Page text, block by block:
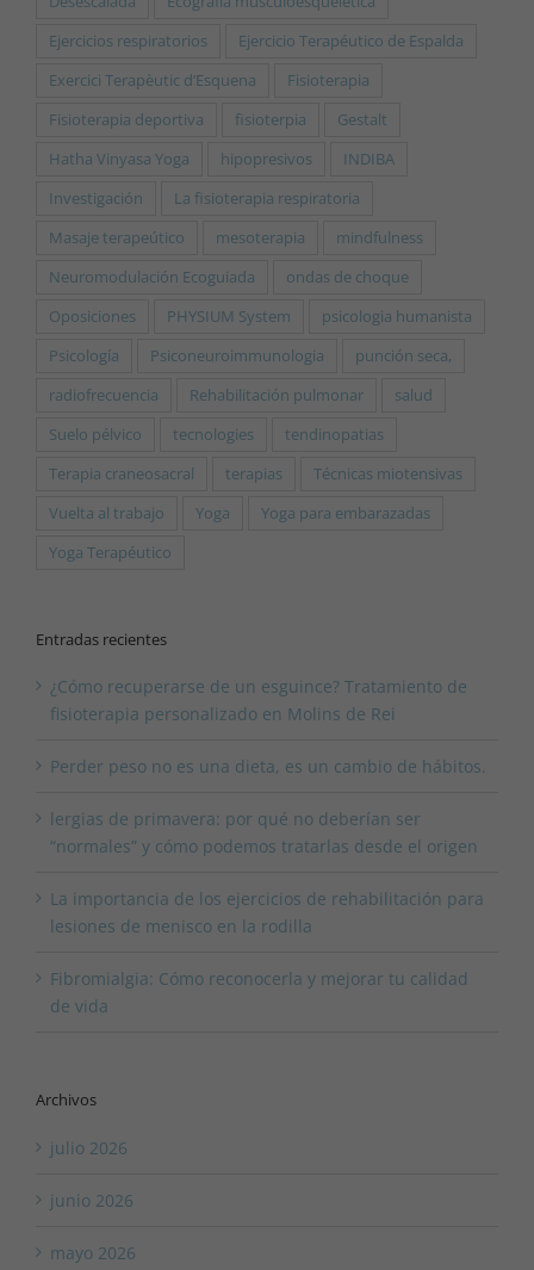
Ejercicios respiratorios
Ejercicio Terapéutico de Espalda
Exercici Terapèutic d’Esquena
Fisioterapia
Fisioterapia deportiva
fisioterpia
Gestalt
Hatha Vinyasa Yoga
hipopresivos
INDIBA
Investigación
La fisioterapia respiratoria
Masaje terapeútico
mesoterapia
mindfulness
Neuromodulación Ecoguiada
ondas de choque
Oposiciones
PHYSIUM System
psicologia humanista
Psicología
Psiconeuroimmunologia
punción seca,
radiofrecuencia
Rehabilitación pulmonar
salud
Suelo pélvico
tecnologies
tendinopatias
Terapia craneosacral
terapias
Técnicas miotensivas
Vuelta al trabajo
Yoga
Yoga para embarazadas
Yoga Terapéutico
Entradas recientes
¿Cómo recuperarse de un esguince? Tratamiento de
fisioterapia personalizado en Molins de Rei
Perder peso no es una dieta, es un cambio de hábitos.
lergias de primavera: por qué no deberían ser
“normales” y cómo podemos tratarlas desde el origen
La importancia de los ejercicios de rehabilitación para
lesiones de menisco en la rodilla
Fibromialgia: Cómo reconocerla y mejorar tu calidad
de vida
Archivos
julio 2026
junio 2026
mayo 2026